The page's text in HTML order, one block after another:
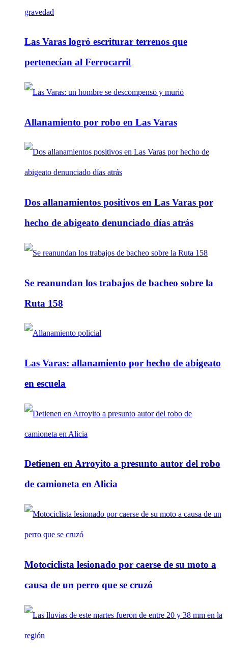
Las Varas logró escriturar terrenos que
pertenecían al Ferrocarril
Allanamiento por robo en Las Varas
Dos allanamientos positivos en Las Varas por
hecho de abigeato denunciado días atrás
Se reanundan los trabajos de bacheo sobre la
Ruta 158
Las Varas: allanamiento por hecho de abigeato
en escuela
Detienen en Arroyito a presunto autor del robo
de camioneta en Alicia
Motociclista lesionado por caerse de su moto a
causa de un perro que se cruzó